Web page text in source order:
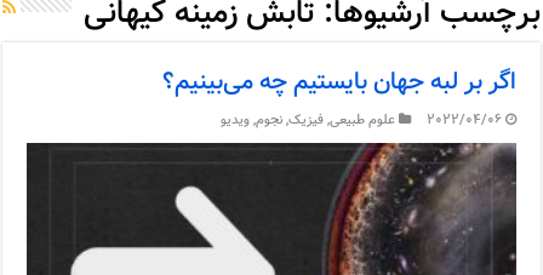
برچسب آرشیوها: تابش زمینه کیهانی
اگر بر لبه جهان بایستیم چه می‌بینیم؟
2022/04/06 علوم طبیعی,فیزیک,نجوم,ویدیو